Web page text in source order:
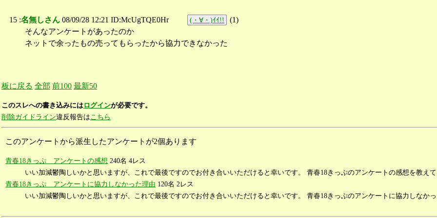
15 :名無しさん 08/09/28 12:21 ID:McUgTQE0Hr (・∀・)ｲｲ!! (1)
そんなアンケートがあったのか
ネットで余ったもの売ってもらったから協力できなかった
板に戻る 全部 前100 最新50
このスレへの書き込みにはログインが必要です。
削除ガイドライン違反報告はこちら
このアンケートから派生したアンケートが2個あります
青春18きっぷ アンケートの感想 240名 4レス
いい加減鬱陶しいかと思いますが、これで最後ですのでお付き合いいただけると幸いです。 青春18きっぷのアンケートの感想を教え
青春18きっぷ アンケートに協力しなかった理由 120名 2レス
いい加減鬱陶しいかと思いますが、これで最後ですのでお付き合いいただけると幸いです。 青春18きっぷのアンケートに協力しなか